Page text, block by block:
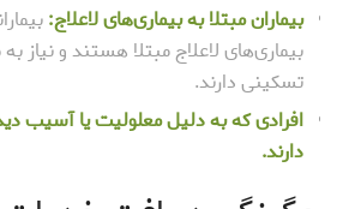
بیماران مبتلا به بیماری‌های لاعلاج:
بیماری‌های لاعلاج مبتلا هستند و نیاز
تسکینی دارند.
افرادی که به دلیل معلولیت یا آسیب
دارند.